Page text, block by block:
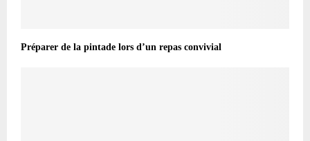
Préparer de la pintade lors d’un repas convivial